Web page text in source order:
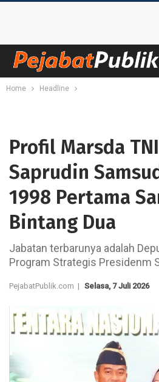
Home Headline
Profil Marsda
Saprudin
1998 Pertama
Bintang Dua
Jabatan terbarunya adalah
Program Strategis Presidenm
PejabatPublik.com | Selasa, 7 Juli 2026